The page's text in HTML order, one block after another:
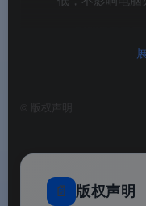
手机端实时同
式、快捷键操
版权声明
📄 版权声明